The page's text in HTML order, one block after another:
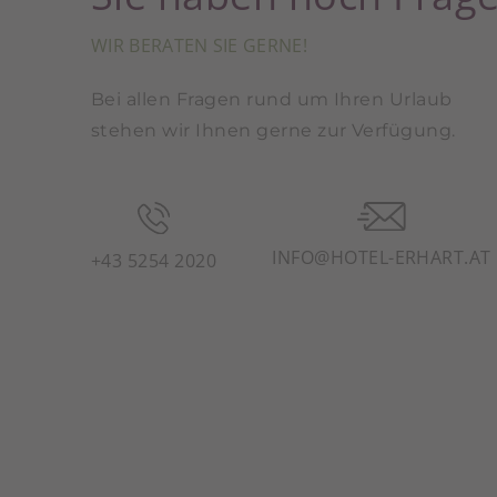
WIR BERATEN SIE GERNE!
Bei allen Fragen rund um Ihren Urlaub
stehen wir Ihnen gerne zur Verfügung.
+43 5254 2020 INFO@HOTEL-ERHART.AT